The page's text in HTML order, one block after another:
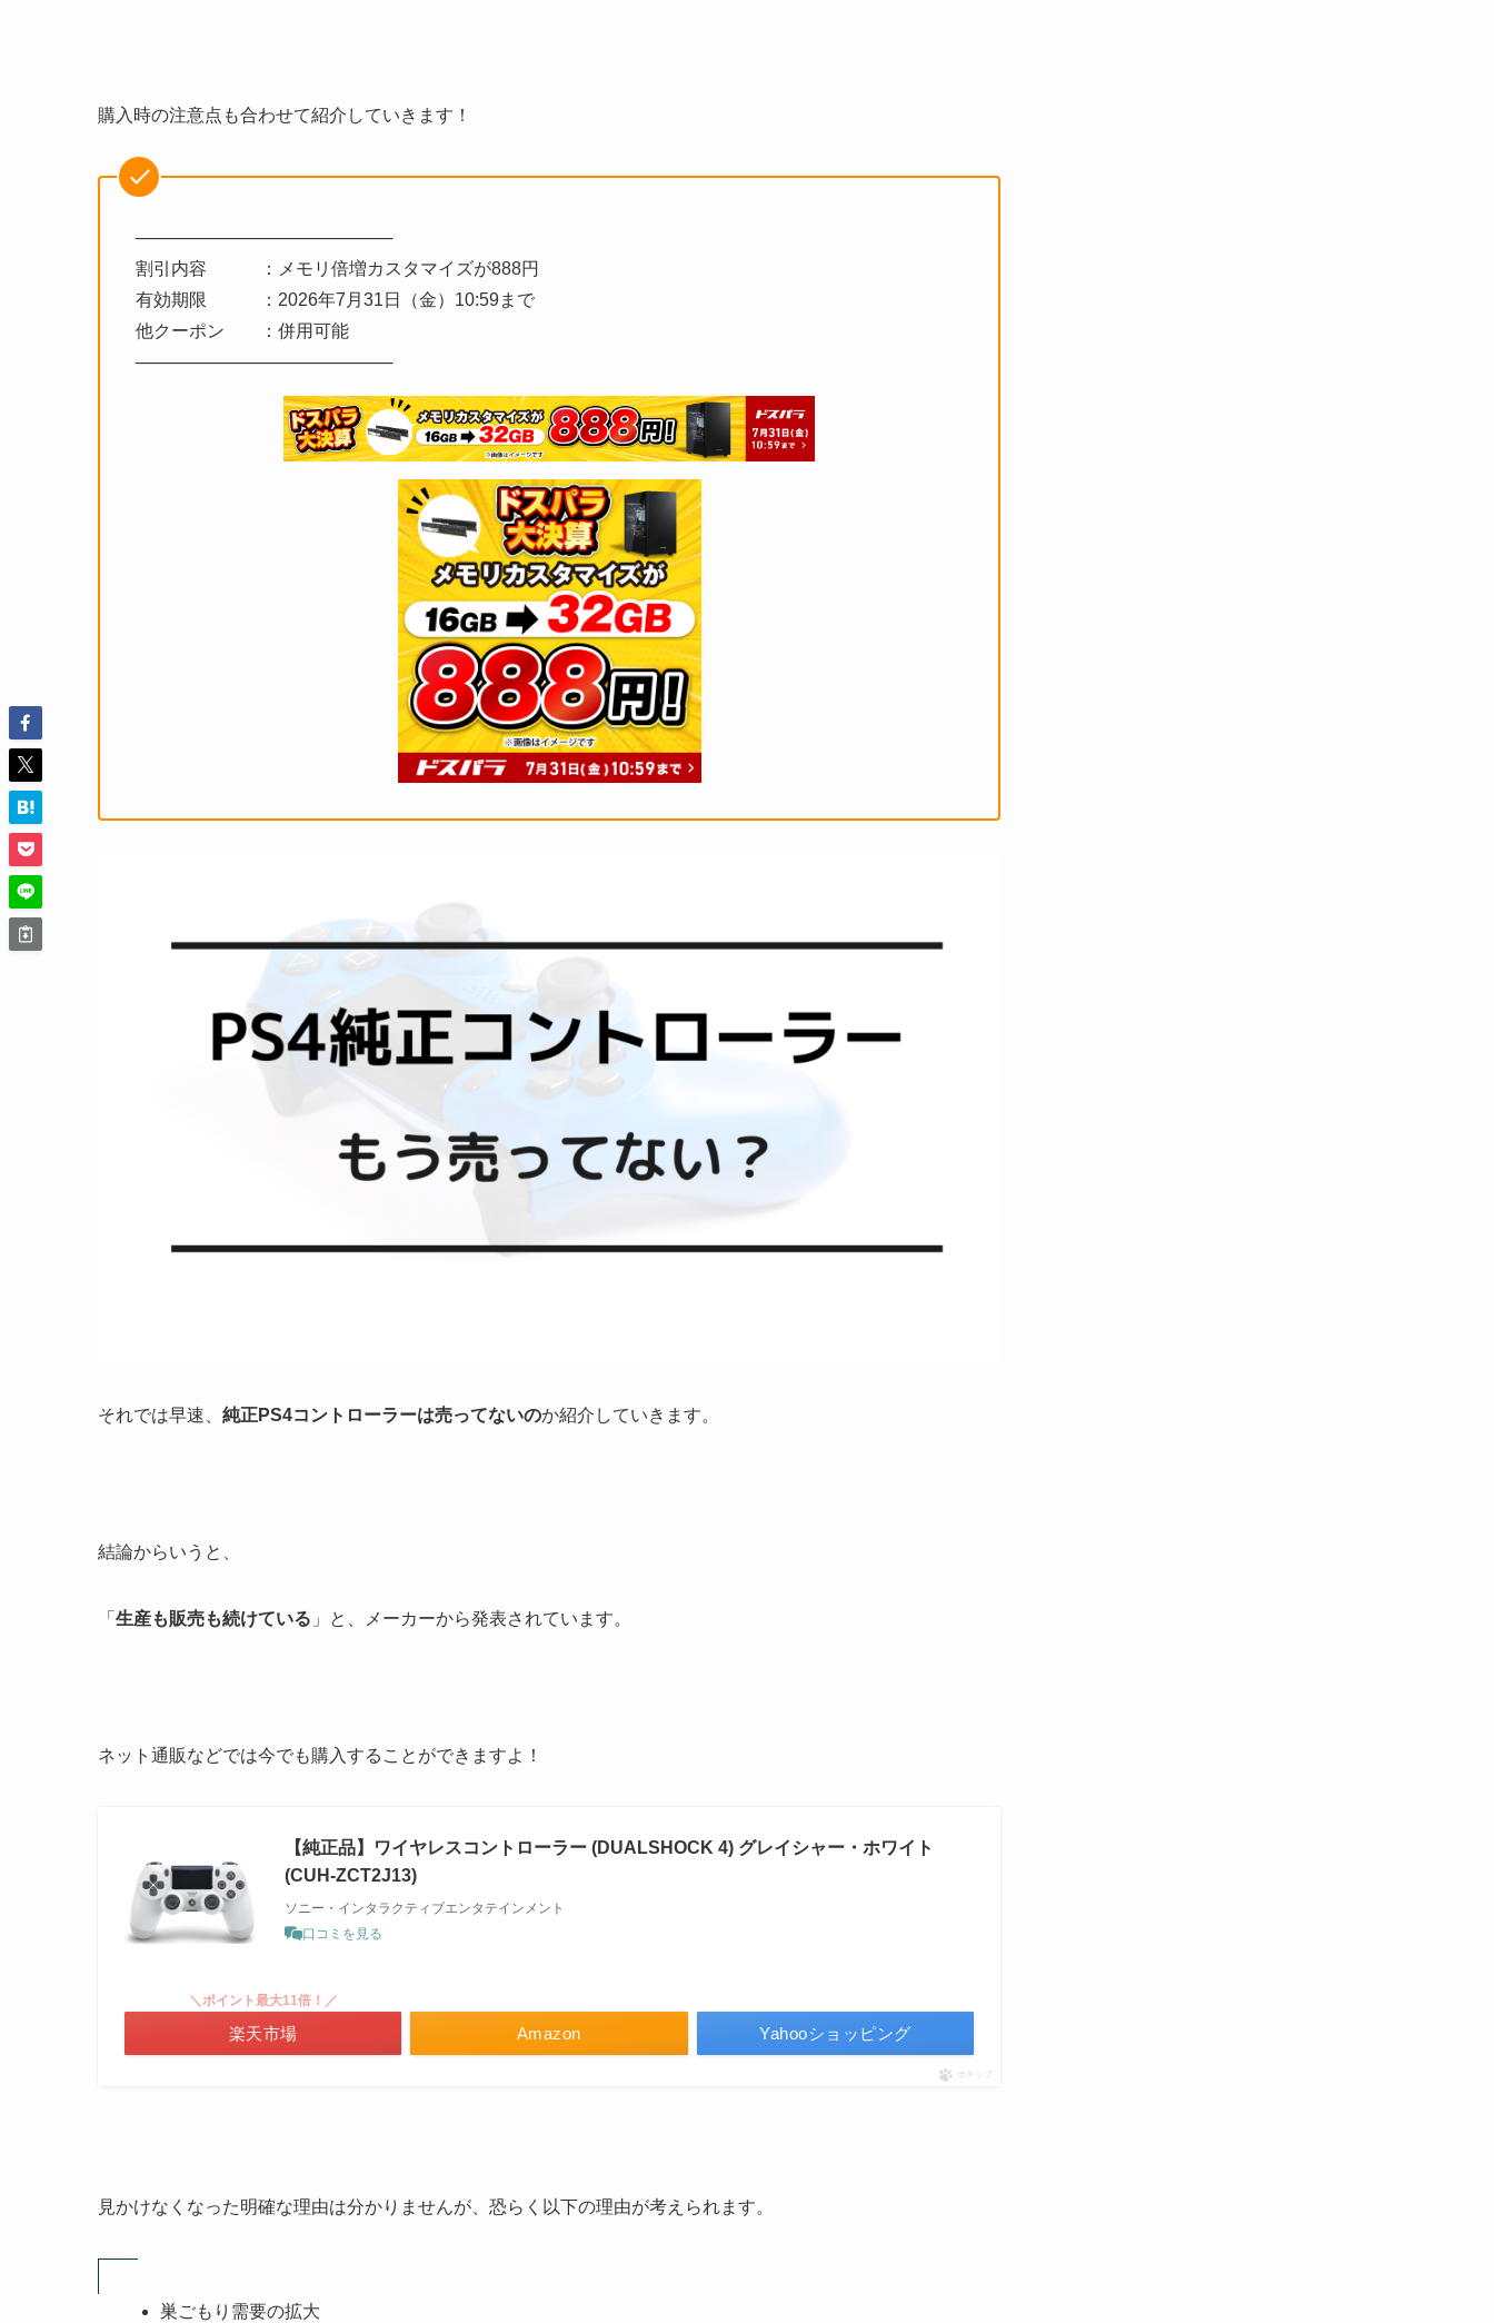
購入時の注意点も合わせて紹介していきます！
─────────────────────
割引内容 ：メモリ倍増カスタマイズが888円
有効期限 ：2026年7月31日（金）10:59まで
他クーポン ：併用可能
─────────────────────
それでは早速、 純正PS4コントローラーは売ってないのか紹介していきます。
結論からいうと、
「 生産も販売も続けている 」と、メーカーから発表されています。
ネット通販などでは今でも購入することができますよ！
【純正品】ワイヤレスコントローラー (DUALSHOCK 4) グレイシャー・ホワイト
(CUH-ZCT2J13)
ソニー・インタラクティブエンタテインメント
口コミを見る
Amazon
＼ポイント最大11倍！／
楽天市場 Yahooショッピング
ポチップ
見かけなくなった明確な理由は分かりませんが、恐らく以下の理由が考えられます。
巣ごもり需要の拡大